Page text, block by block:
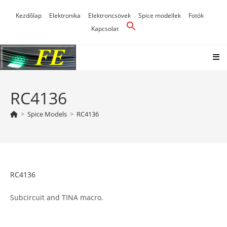
Kezdőlap Elektronika Elektroncsövek Spice modellek
Fotók
Kapcsolat
RC4136
> Spice Models > RC4136
RC4136
Subcircuit and TINA macro.